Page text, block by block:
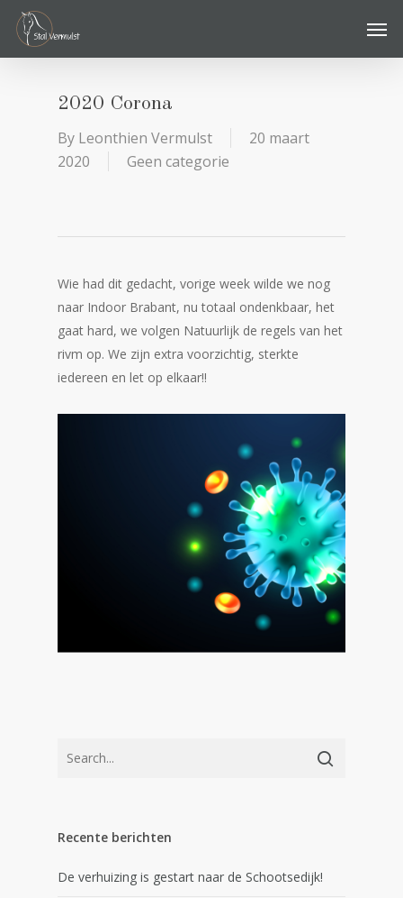
Skip
main
2020 Corona
By Leonthien Vermulst
20 maart
2020
Geen categorie
Wie had dit gedacht, vorige week wilde we nog
naar Indoor Brabant, nu totaal ondenkbaar, het
gaat hard, we volgen Natuurlijk de regels van het
rivm op. We zijn extra voorzichtig, sterkte
iedereen en let op elkaar!!
Recente berichten
De verhuizing is gestart naar de Schootsedijk!